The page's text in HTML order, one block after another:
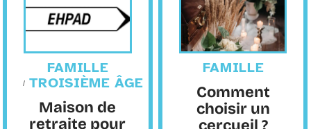
FAMILLE
TROISIÈME ÂGE
Maison de
retraite pour
FAMILLE
Comment
choisir un
cercueil ?